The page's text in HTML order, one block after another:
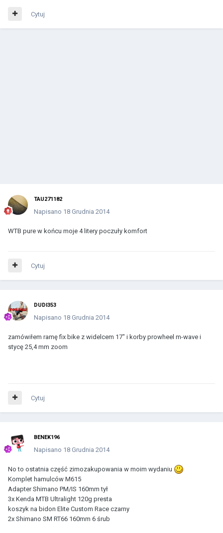
Cytuj
TAU271182
Napisano 18 Grudnia 2014
WTB pure w końcu moje 4 litery poczuły komfort
Cytuj
DUDI353
Napisano 18 Grudnia 2014
zamówiłem ramę fix bike z widelcem 17" i korby prowheel m-wave i
stycę 25,4 mm zoom
Cytuj
BENEK196
Napisano 18 Grudnia 2014
No to ostatnia część zimozakupowania w moim wydaniu
Komplet hamulców M615
Adapter Shimano PM/IS 160mm tył
3x Kenda MTB Ultralight 120g presta
koszyk na bidon Elite Custom Race czarny
2x Shimano SM RT66 160mm 6 śrub